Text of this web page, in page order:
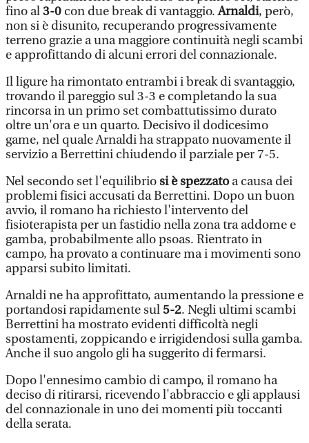
fino al3-0 con due break di vantaggio.Arnaldi, però,
non si è disunito, recuperando progressivamente
terreno grazie a una maggiore continuità negli scambi
e approfittando di alcuni errori del connazionale.
Il ligure ha rimontato entrambi i break di svantaggio,
trovando il pareggio sul 3-3 e completando la sua
rincorsa in un primo set combattutissimo durato
oltre un'ora e un quarto. Decisivo il dodicesimo
game, nel quale Arnaldi ha strappato nuovamente il
servizio a Berrettini chiudendo il parziale per 7-5.
Nel secondo set l'equilibriosi è spezzatoa causa dei
problemi fisici accusati da Berrettini. Dopo un buon
avvio, il romano ha richiesto l'intervento del
fisioterapista per un fastidio nella zona tra addome e
gamba, probabilmente allo psoas. Rientrato in
campo, ha provato a continuare ma i movimenti sono
apparsi subito limitati.
Arnaldi ne ha approfittato, aumentando la pressione e
portandosi rapidamente sul5-2. Negli ultimi scambi
Berrettini ha mostrato evidenti difficoltà negli
spostamenti, zoppicando e irrigidendosi sulla gamba.
Anche il suo angolo gli ha suggerito di fermarsi.
Dopo l'ennesimo cambio di campo, il romano ha
deciso di ritirarsi, ricevendo l'abbraccio e gli applausi
del connazionale in uno dei momenti più toccanti
della serata.